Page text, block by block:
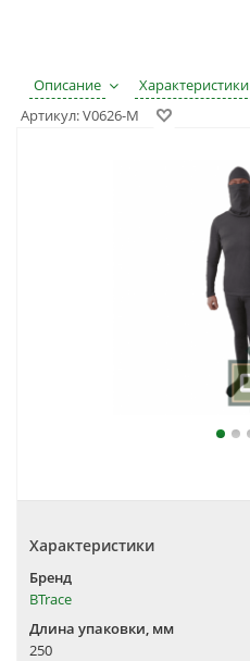
Описание
Характеристики
Артикул:V0626-M
Характеристики
Бренд
BTrace
Длина упаковки, мм
250